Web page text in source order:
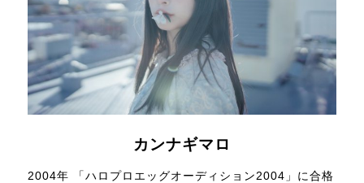
カンナギマロ
2004年 「ハロプロエッグオーディション2004」に合格